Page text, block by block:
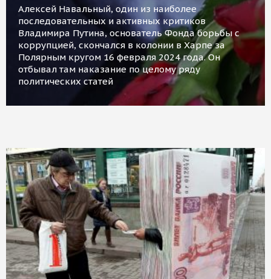
Алексей Навальный, один из наиболее
последовательных и активных критиков
Владимира Путина, основатель Фонда борьбы с
коррупцией, скончался в колонии в Харпе за
Полярным кругом 16 февраля 2024 года. Он
отбывал там наказание по целому ряду
политических статей